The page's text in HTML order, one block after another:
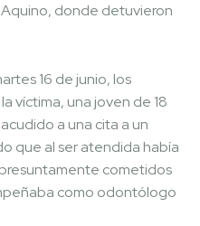
donde detuvieron
16 de junio, los
víctima, una joven de 18
a una cita a un
que al ser atendida había
cometidos
como odontólogo